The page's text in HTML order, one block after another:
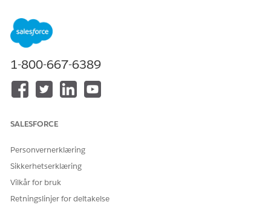
RBL-regler er tilgjengelig bare for objektene Aktiva og
forpliktelser, Krav, Finanskontoer, Finanskontoroller,
Forsikringspoliser og Omsetning.
eller tilpassing av Financial Services Cloud RBL-regler.
(administrert pakke)
Bruk feltene Oppsummering etter oppslagskonfigurasjon
og Oppsummering etter oppslagskriterier til å bestemme
1-800-667-6389
SALESFORCE
Personvernerklæring
Sikkerhetserklæring
Vilkår for bruk
Retningslinjer for deltakelse